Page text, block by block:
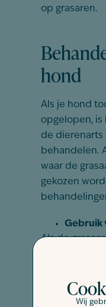
Wij
op grasaren.
hond
Als je hond
opgelopen, is
de dierenarts
behandelen.
waar de
gekozen
Gebruik
Als de
van de huid
worden
Zorg ervoor
verwijdert en